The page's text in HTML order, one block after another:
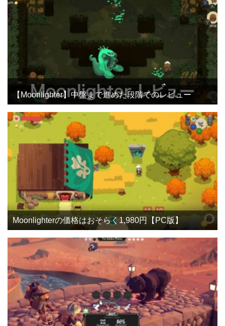
【Moonlighter】中盤まで進めた段階でのレビュー
Moonlighterの価格はおそらく1,980円【PC版】